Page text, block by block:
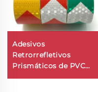
Adesivos
Retrorrefletivos
Prismáticos de PVC
com Preço Barato, Fita